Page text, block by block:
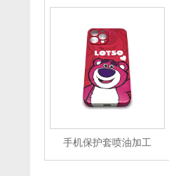
手机保护套喷油加工